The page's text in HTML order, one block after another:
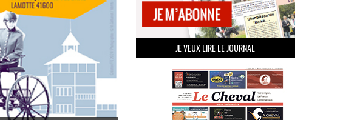
JE VEUX LIRE LE JOURNAL